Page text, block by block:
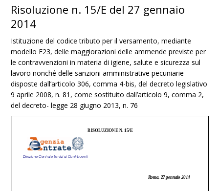
Risoluzione n. 15/E del 27 gennaio
2014
Istituzione del codice tributo per il versamento, mediante
modello F23, delle maggiorazioni delle ammende previste per
le contravvenzioni in materia di igiene, salute e sicurezza sul
lavoro nonché delle sanzioni amministrative pecuniarie
disposte dall’articolo 306, comma 4-bis, del decreto legislativo
9 aprile 2008, n. 81, come sostituito dall’articolo 9, comma 2,
del decreto- legge 28 giugno 2013, n. 76